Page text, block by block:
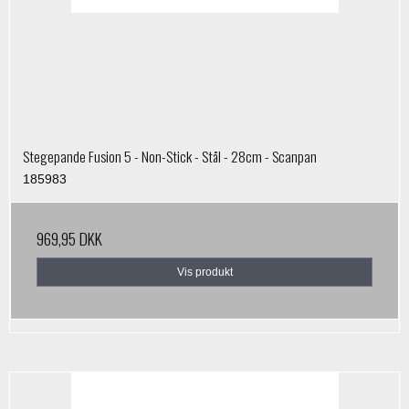
Stegepande Fusion 5 - Non-Stick - Stål - 28cm - Scanpan
185983
969,95 DKK
Vis produkt